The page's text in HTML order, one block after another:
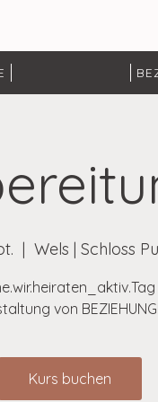
  |
Wels | Schloss
von
Kurs buchen